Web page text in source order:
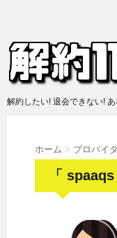
解約したい! 退会できない!
ホーム > プロバイ
「